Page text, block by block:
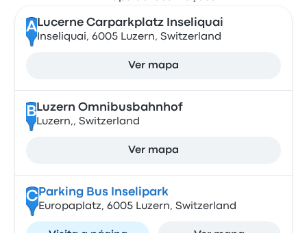
A Lucerne Carparkplatz Inseliquai
Inseliquai, 6005 Luzern, Switzerland
Ver mapa
B Luzern Omnibusbahnhof
Luzern,, Switzerland
Ver mapa
CParking Bus Inselipark
Europaplatz, 6005 Luzern, Switzerland